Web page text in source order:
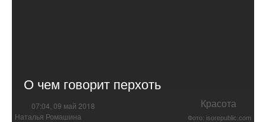
О чем говорит перхоть
07:04, 09 май 2018 Красота
Наталья Ромашина Фото: isorepublic.com